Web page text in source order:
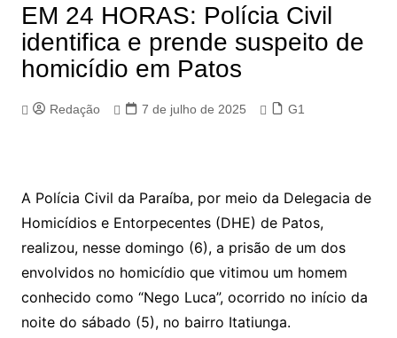
EM 24 HORAS: Polícia Civil
identifica e prende suspeito de
homicídio em Patos
Redação 7 de julho de 2025 G1
A Polícia Civil da Paraíba, por meio da Delegacia de
Homicídios e Entorpecentes (DHE) de Patos,
realizou, nesse domingo (6), a prisão de um dos
envolvidos no homicídio que vitimou um homem
conhecido como “Nego Luca”, ocorrido no início da
noite do sábado (5), no bairro Itatiunga.